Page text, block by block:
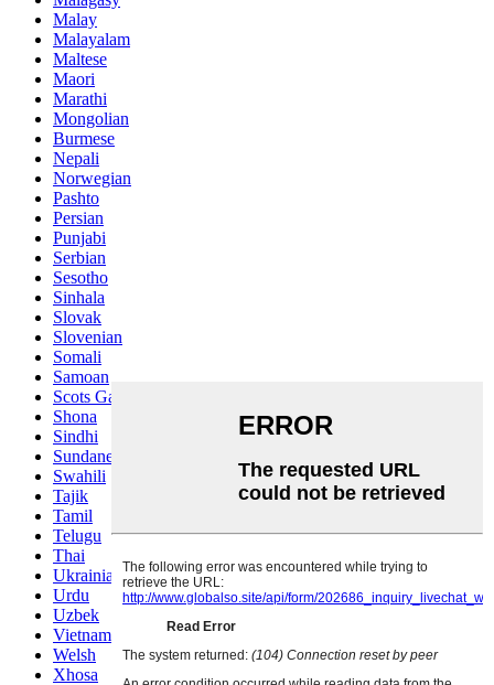
Malay
Malayalam
Maltese
Maori
Marathi
Mongolian
Burmese
Nepali
Norwegian
Pashto
Persian
Punjabi
Serbian
Sesotho
Sinhala
Slovak
Slovenian
Somali
Samoan
Scots Gaelic
Shona
Sindhi
Sundanese
Swahili
Tajik
Tamil
Telugu
Thai
Ukrainian
Urdu
Uzbek
Vietnamese
Welsh
Xhosa